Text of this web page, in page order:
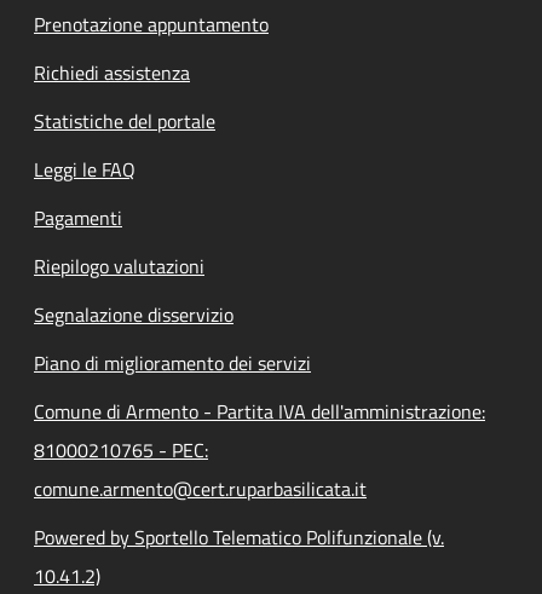
Prenotazione appuntamento
Richiedi assistenza
Statistiche del portale
Leggi le FAQ
Pagamenti
Riepilogo valutazioni
Segnalazione disservizio
Piano di miglioramento dei servizi
Comune di Armento - Partita IVA dell'amministrazione:
81000210765 - PEC:
comune.armento@cert.ruparbasilicata.it
Powered by Sportello Telematico Polifunzionale (v.
10.41.2)